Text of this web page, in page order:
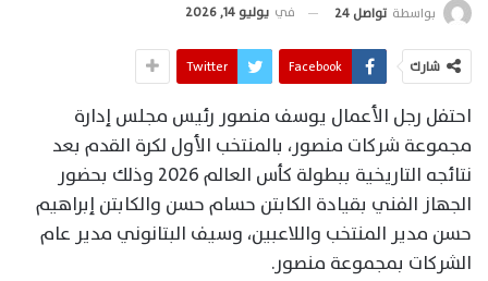
بواسطة تواصل 24 في يوليو 14, 2026
شارك Facebook
Twitter
احتفل رجل الأعمال يوسف منصور رئيس مجلس إدارة
مجموعة شركات منصور، بالمنتخب الأول لكرة القدم بعد
نتائجه التاريخية ببطولة كأس العالم 2026 وذلك بحضور
الجهاز الفني بقيادة الكابتن حسام حسن والكابتن إبراهيم
حسن مدير المنتخب واللاعبين، وسيف البتانوني مدير عام
الشركات بمجموعة منصور.